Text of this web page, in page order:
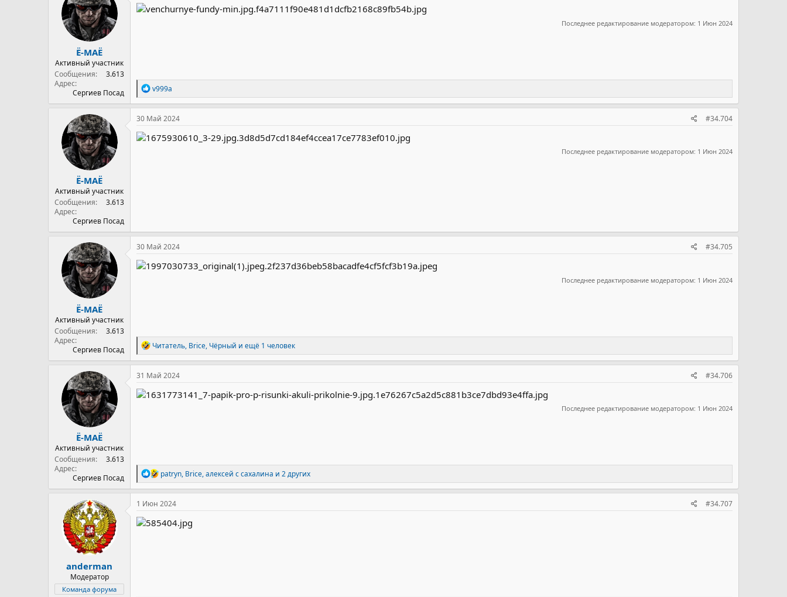
и
и
Ё-МАЁ
Активный участник
Сообщения
3.613
Адрес
Сергиев Посад
Последнее редактирование модератором: 1 Июн 2024
Р
е
а
к
и
и
v999a
Ё-МАЁ
Активный участник
Сообщения
3.613
Адрес
Сергиев Посад
30 Май 2024 #34.704
Последнее редактирование модератором: 1 Июн 2024
Ё-МАЁ
Активный участник
Сообщения
3.613
Адрес
Сергиев Посад
30 Май 2024 #34.705
Последнее редактирование модератором: 1 Июн 2024
Р
е
а
к
и
и
Читатель, Brice, Чёрный и ещё 1 человек
Ё-МАЁ
Активный участник
Сообщения
3.613
Адрес
Сергиев Посад
31 Май 2024 #34.706
Последнее редактирование модератором: 1 Июн 2024
Р
е
а
к
и
и
patryn, Brice,алексей с сахалина и 2 других
anderman
Модератор
Команда форума
1 Июн 2024 #34.707